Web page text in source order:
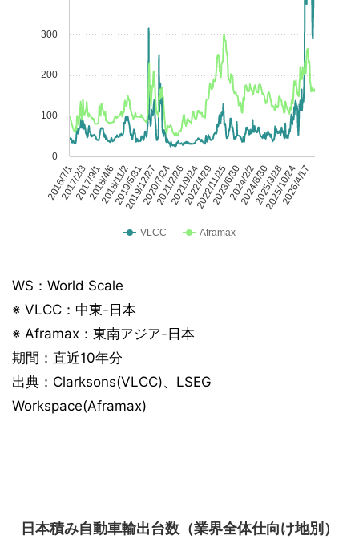
VLCC Aframax
2016/7/1 2019/5/31 2022/4/29 2025/3/28
2017/2/32017/9/12018/4/6
2018/11/22019/12/27
2020/7/24
2021/2/26
2021/9/242022/11/25
2023/6/302024/2/2
2024/8/302025/10/24
2026/4/17
0
100
200
300
WS：World Scale
※ VLCC：中東-日本
※ Aframax： 東南アジア-日本
期間：直近10年分
出典：Clarksons(VLCC)、LSEG
Workspace(Aframax)
日本積み自動車輸出台数（業界全体仕向け地別）